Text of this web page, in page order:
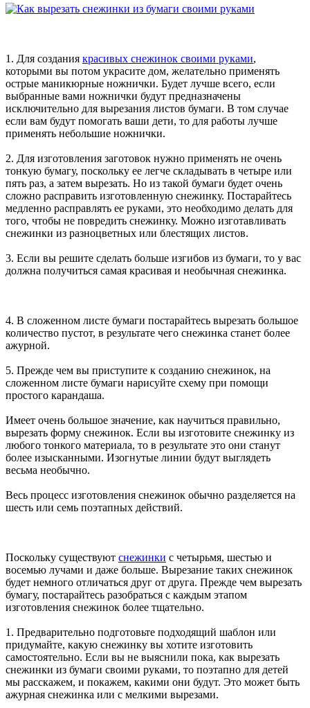
1. Для создания красивых снежинок своими руками,
которыми вы потом украсите дом, желательно применять
острые маникюрные ножнички. Будет лучше всего, если
выбранные вами ножнички будут предназначены
исключительно для вырезания листов бумаги. В том случае
если вам будут помогать ваши дети, то для работы лучше
применять небольшие ножнички.
2. Для изготовления заготовок нужно применять не очень
тонкую бумагу, поскольку ее легче складывать в четыре или
пять раз, а затем вырезать. Но из такой бумаги будет очень
сложно расправить изготовленную снежинку. Постарайтесь
медленно расправлять ее руками, это необходимо делать для
того, чтобы не повредить снежинку. Можно изготавливать
снежинки из разноцветных или блестящих листов.
3. Если вы решите сделать больше изгибов из бумаги, то у вас
должна получиться самая красивая и необычная снежинка.
4. В сложенном листе бумаги постарайтесь вырезать большое
количество пустот, в результате чего снежинка станет более
ажурной.
5. Прежде чем вы приступите к созданию снежинок, на
сложенном листе бумаги нарисуйте схему при помощи
простого карандаша.
Имеет очень большое значение, как научиться правильно,
вырезать форму снежинок. Если вы изготовите снежинку из
любого тонкого материала, то в результате это они станут
более изысканными. Изогнутые линии будут выглядеть
весьма необычно.
Весь процесс изготовления снежинок обычно разделяется на
шесть или семь поэтапных действий.
Поскольку существуют снежинки с четырьмя, шестью и
восемью лучами и даже больше. Вырезание таких снежинок
будет немного отличаться друг от друга. Прежде чем вырезать
бумагу, постарайтесь разобраться с каждым этапом
изготовления снежинок более тщательно.
1. Предварительно подготовьте подходящий шаблон или
придумайте, какую снежинку вы хотите изготовить
самостоятельно. Если вы не выяснили пока, как вырезать
снежинки из бумаги своими руками, то поэтапно для детей
мы расскажем, и покажем, какими они будут. Это может быть
ажурная снежинка или с мелкими вырезами.